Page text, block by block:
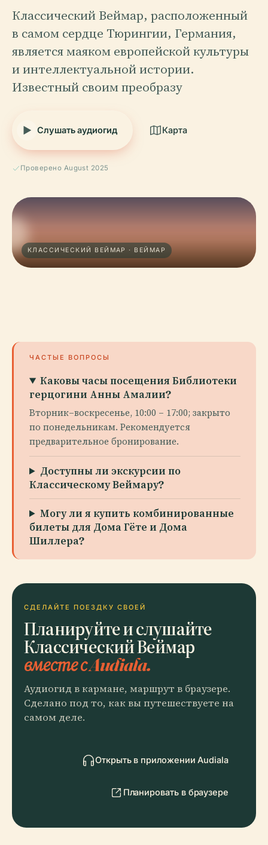
Классический Веймар, расположенный
в самом сердце Тюрингии, Германия,
является маяком европейской культуры
и интеллектуальной истории.
Известный своим преобразу
Слушать аудиогид Карта
Проверено August 2025
КЛАССИЧЕСКИЙ ВЕЙМАР · ВЕЙМАР
ЧАСТЫЕ ВОПРОСЫ
Каковы часы посещения Библиотеки
герцогини Анны Амалии?
Вторник–воскресенье, 10:00 – 17:00; закрыто
по понедельникам. Рекомендуется
предварительное бронирование.
Доступны ли экскурсии по
Классическому Веймару?
Могу ли я купить комбинированные
билеты для Дома Гёте и Дома
Шиллера?
СДЕЛАЙТЕ ПОЕЗДКУ СВОЕЙ
Планируйте и слушайте
Классический Веймар
вместе с Audiala.
Аудиогид в кармане, маршрут в браузере.
Сделано под то, как вы путешествуете на
самом деле.
Открыть в приложении Audiala
Планировать в браузере